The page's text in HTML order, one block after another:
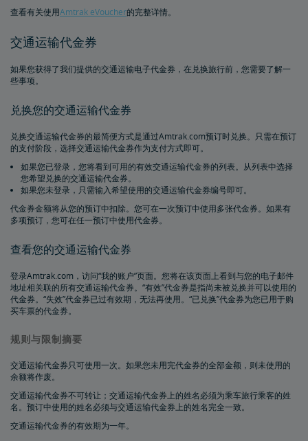
私人列车车厢机械公告栏
查看有关使用Amtrak eVoucher的完整详情。
交通运输代金券
如果您获得了我们提供的交通运输电子代金券，在兑换旅行前，您需要了解一
些事项。
兑换您的交通运输代金券
兑换交通运输代金券的最简便方式是通过Amtrak.com预订时兑换。只需在预订
的支付阶段，选择交通运输代金券作为支付方式即可。
如果您已登录，您将看到可用的有效交通运输代金券的列表。从列表中选择
您希望兑换的交通运输代金券。
如果您未登录，只需输入希望使用的交通运输代金券编号即可。
代金券金额将从您的预订中扣除。您可在一次预订中使用多张代金券。如果有
多项预订，您可在任一预订中使用代金券。
查看您的交通运输代金券
登录Amtrak.com，访问“我的账户”页面。您将在该页面上看到与您的电子邮件
地址相关联的所有交通运输代金券。“有效”代金券是指尚未被兑换并可以使用的
代金券。“失效”代金券已过有效期，无法再使用。“已兑换”代金券为您已用于购
买车票的代金券。
规则与限制摘要
交通运输代金券只可使用一次。如果您未用完代金券的全部金额，则未使用的
余额将作废。
交通运输代金券不可转让；交通运输代金券上的姓名必须为乘车旅行乘客的姓
名。预订中使用的姓名必须与交通运输代金券上的姓名完全一致。
交通运输代金券的有效期为一年。